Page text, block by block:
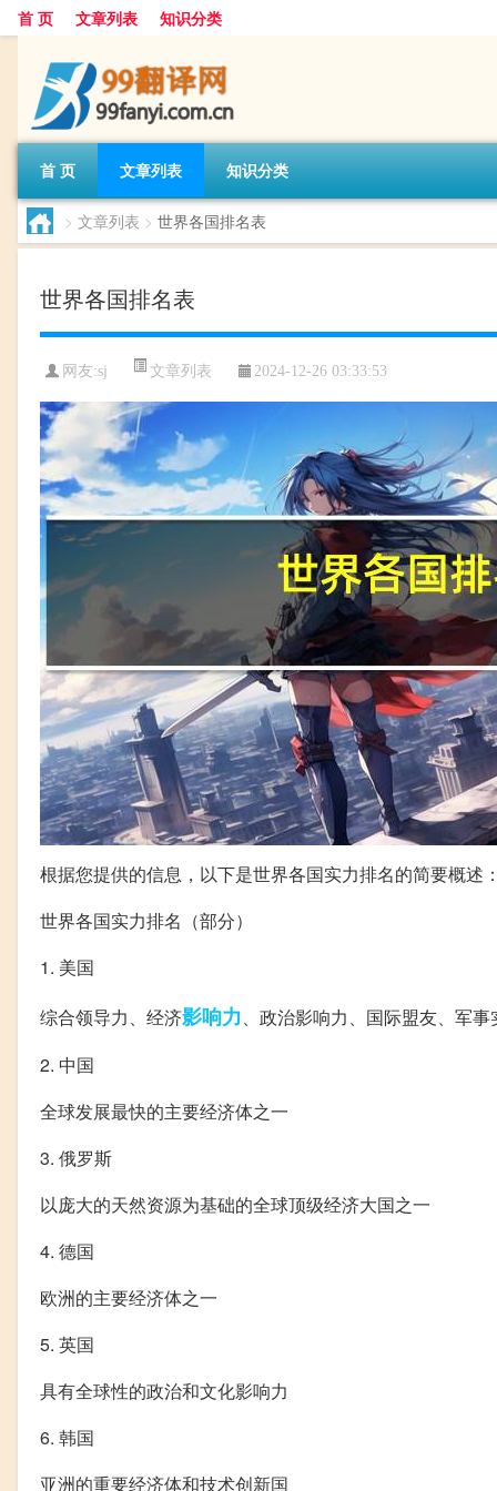
首 页 文章列表 知识分类
首 页 文章列表 知识分类
> 文章列表 > 世界各国排名表
世界各国排名表
网友:sj 文章列表 2024-12-26 03:33:53
根据您提供的信息，以下是世界各国实力排名的简要概述
世界各国实力排名（部分）
1. 美国
综合领导力、经济影响力、政治影响力、国际盟友、军事
2. 中国
全球发展最快的主要经济体之一
3. 俄罗斯
以庞大的天然资源为基础的全球顶级经济大国之一
4. 德国
欧洲的主要经济体之一
5. 英国
具有全球性的政治和文化影响力
6. 韩国
亚洲的重要经济体和技术创新国